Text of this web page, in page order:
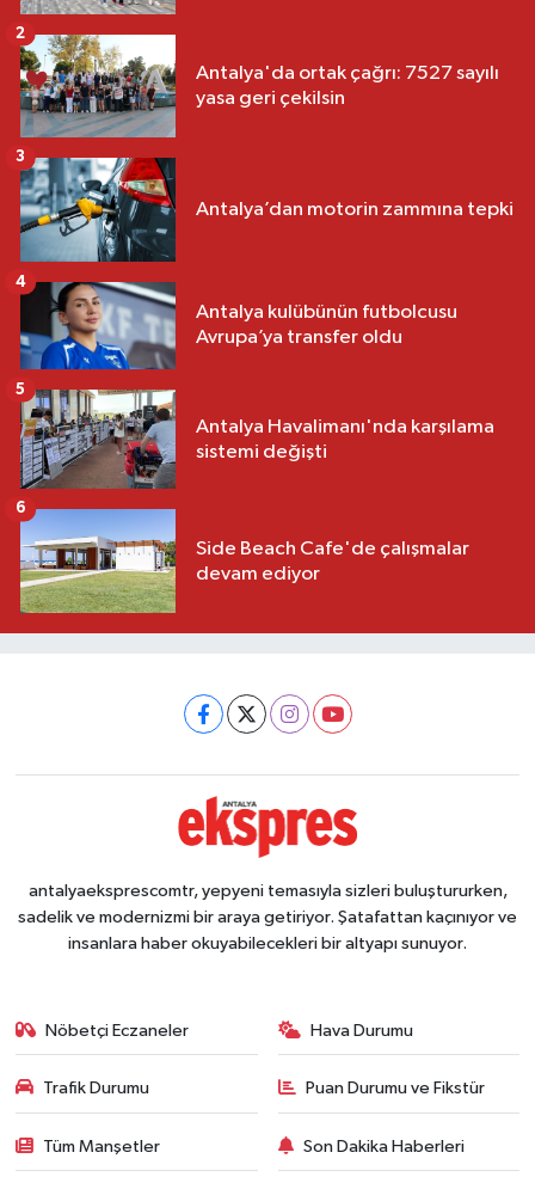
Antalya'da ortak çağrı: 7527 sayılı
yasa geri çekilsin
2
Antalya’dan motorin zammına tepki
3
Antalya kulübünün futbolcusu
Avrupa’ya transfer oldu
4
Antalya Havalimanı'nda karşılama
sistemi değişti
5
Side Beach Cafe'de çalışmalar
devam ediyor
6
antalyaeksprescomtr, yepyeni temasıyla sizleri buluştururken,
sadelik ve modernizmi bir araya getiriyor. Şatafattan kaçınıyor ve
insanlara haber okuyabilecekleri bir altyapı sunuyor.
Nöbetçi Eczaneler Hava Durumu
Trafik Durumu Puan Durumu ve Fikstür
Tüm Manşetler Son Dakika Haberleri